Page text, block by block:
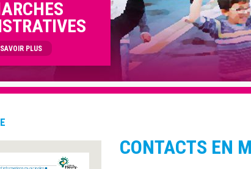
PLUS
SERVICES MUNICIPAUX Vie associative
CONTACTS EN